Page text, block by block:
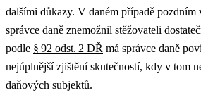
dalšími důkazy. V daném případě
správce daně znemožnil stěžovateli
podle § 92 odst. 2 DŘ má správce daně
nejúplnější zjištění skutečností, kdy v tom
daňových subjektů.